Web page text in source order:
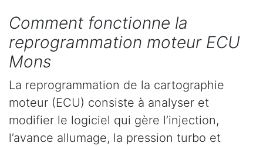
Comment fonctionne la
reprogrammation moteur ECU
Mons
La reprogrammation de la cartographie
moteur (ECU) consiste à analyser et
modifier le logiciel qui gère l’injection,
l’avance allumage, la pression turbo et